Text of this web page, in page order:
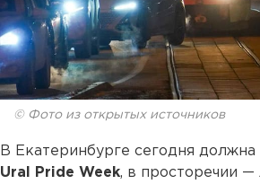
© Фото из открытых источников
В Екатеринбурге сегодня должна
Ural Pride Week, в просторечии